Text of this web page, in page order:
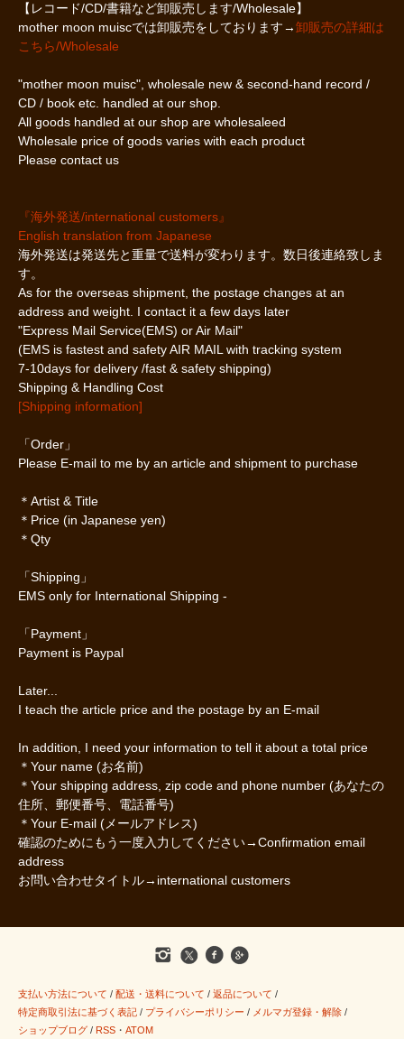
【レコード/CD/書籍など卸販売します/Wholesale】
mother moon muiscでは卸販売をしております→卸販売の詳細は
こちら/Wholesale
"mother moon muisc", wholesale new & second-hand record /
CD / book etc. handled at our shop.
All goods handled at our shop are wholesaleed
Wholesale price of goods varies with each product
Please contact us
『海外発送/international customers』
English translation from Japanese
海外発送は発送先と重量で送料が変わります。数日後連絡致しま
す。
As for the overseas shipment, the postage changes at an
address and weight. I contact it a few days later
"Express Mail Service(EMS) or Air Mail"
(EMS is fastest and safety AIR MAIL with tracking system
7-10days for delivery /fast & safety shipping)
Shipping & Handling Cost
[Shipping information]
「Order」
Please E-mail to me by an article and shipment to purchase
＊Artist & Title
＊Price (in Japanese yen)
＊Qty
「Shipping」
EMS only for International Shipping -
「Payment」
Payment is Paypal
Later...
I teach the article price and the postage by an E-mail
In addition, I need your information to tell it about a total price
＊Your name (お名前)
＊Your shipping address, zip code and phone number (あなたの
住所、郵便番号、電話番号)
＊Your E-mail (メールアドレス)
確認のためにもう一度入力してください→Confirmation email
address
お問い合わせタイトル→international customers
支払い方法について / 配送・送料について / 返品について /
特定商取引法に基づく表記 / プライバシーポリシー / メルマガ登録・解除 /
ショップブログ / RSS ・ ATOM